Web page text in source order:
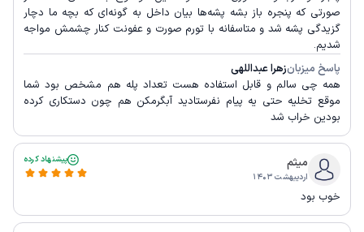
صورتی که پنجره باز بشه پشه‌ها بیان داخل به گونه‌ای که بچه ما دچار
گزیدگی پشه شد و متاسفانه با تورم صورت و عفونت کنار چشمش مواجه
شدیم.
پاسخ میزبانزهرا عبداللهی
همه چی سالم و قابل استفاده هست تعداد پله هم مشخص بود شما
موقع تخلیه حتی یه پیام نفرستادید آبگرمکن هم چون دستکاری کرده
بودین خراب شد
میثم
اردیبهشت ۱۴۰۳
پیشنهاد کرده
خوب بود